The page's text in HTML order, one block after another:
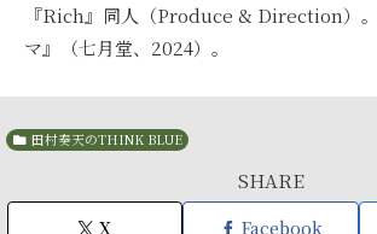
『Rich』同人（Produce & Direction）
マ』（七月堂、2024）。
田村奏天のTHINK BLUE
SHARE
X Facebook